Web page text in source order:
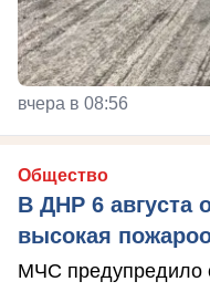
вчера в 08:56
Общество
В ДНР 6 августа
высокая
МЧС предупредило